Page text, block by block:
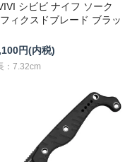
シビビ ナイフ ソーク
ィクスドブレード ブラッ
円(内税)
：7.32cm